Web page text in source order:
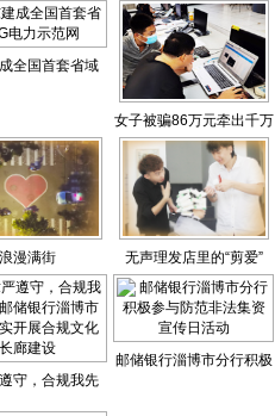
期新高
全国首套省域
女子被骗86万元牵出千万
浪漫满街 无声理发店里的“剪爱”
守，合规我先
邮储银行淄博市分行积极